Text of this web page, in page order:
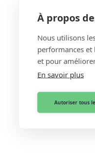
À propos
Nous utilisons
performances
et pour
En savoir plus
Autoriser tous